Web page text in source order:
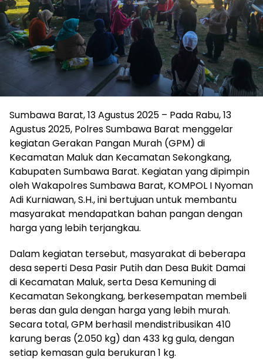
Sumbawa Barat, 13 Agustus 2025 – Pada Rabu, 13
Agustus 2025, Polres Sumbawa Barat menggelar
kegiatan Gerakan Pangan Murah (GPM) di
Kecamatan Maluk dan Kecamatan Sekongkang,
Kabupaten Sumbawa Barat. Kegiatan yang dipimpin
oleh Wakapolres Sumbawa Barat, KOMPOL I Nyoman
Adi Kurniawan, S.H., ini bertujuan untuk membantu
masyarakat mendapatkan bahan pangan dengan
harga yang lebih terjangkau.
Dalam kegiatan tersebut, masyarakat di beberapa
desa seperti Desa Pasir Putih dan Desa Bukit Damai
di Kecamatan Maluk, serta Desa Kemuning di
Kecamatan Sekongkang, berkesempatan membeli
beras dan gula dengan harga yang lebih murah.
Secara total, GPM berhasil mendistribusikan 410
karung beras (2.050 kg) dan 433 kg gula, dengan
setiap kemasan gula berukuran 1 kg.